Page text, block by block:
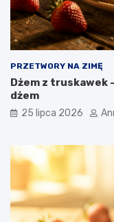
PRZETWORY NA ZIMĘ
Dżem z truskawek
dżem
25 lipca 2026